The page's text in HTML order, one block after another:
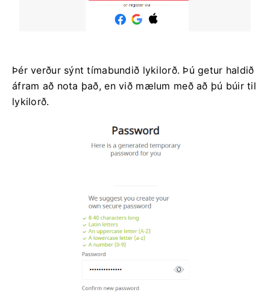
Þér verður sýnt tímabundið lykilorð. Þú getur haldið
áfram að nota það, en við mælum með að þú búir til
lykilorð.